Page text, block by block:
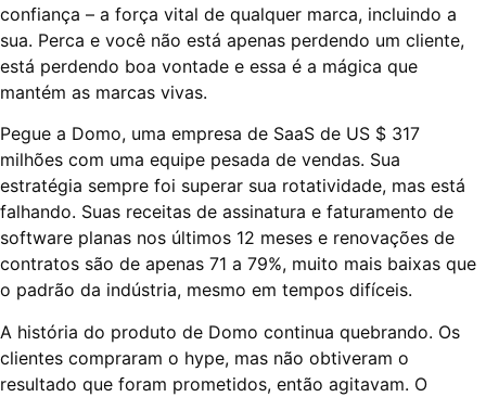
confiança – a força vital de qualquer marca, incluindo a
sua. Perca e você não está apenas perdendo um cliente,
está perdendo boa vontade e essa é a mágica que
mantém as marcas vivas.
Pegue a Domo, uma empresa de SaaS de US $ 317
milhões com uma equipe pesada de vendas. Sua
estratégia sempre foi superar sua rotatividade, mas está
falhando. Suas receitas de assinatura e faturamento de
software planas nos últimos 12 meses e renovações de
contratos são de apenas 71 a 79%, muito mais baixas que
o padrão da indústria, mesmo em tempos difíceis.
A história do produto de Domo continua quebrando. Os
clientes compraram o hype, mas não obtiveram o
resultado que foram prometidos, então agitavam. O